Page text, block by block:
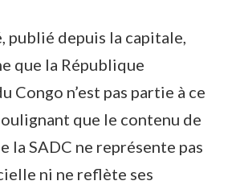
publié depuis la capitale,
que la République
Congo n’est pas partie à ce
que le contenu de
la SADC ne représente pas
ni ne reflète ses